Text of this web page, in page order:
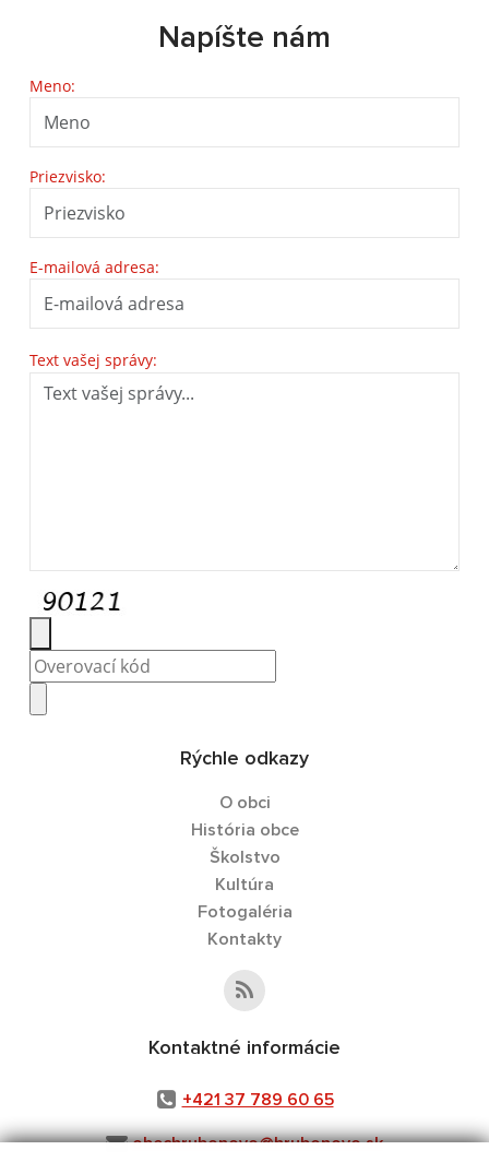
Napíšte nám
Meno:
Priezvisko:
E-mailová adresa:
Text vašej správy:
Rýchle odkazy
O obci
História obce
Školstvo
Kultúra
Fotogaléria
Kontakty
Kontaktné informácie
+421 37 789 60 65
obechrubonovo@hrubonovo.sk